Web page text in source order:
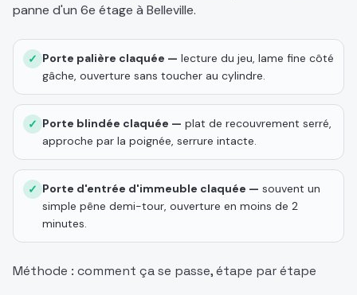
panne d'un 6e étage à Belleville.
✓ Porte palière claquée — lecture du jeu, lame fine côté
gâche, ouverture sans toucher au cylindre.
✓ Porte blindée claquée — plat de recouvrement serré,
approche par la poignée, serrure intacte.
✓ Porte d'entrée d'immeuble claquée — souvent un
simple pêne demi-tour, ouverture en moins de 2
minutes.
Méthode : comment ça se passe, étape par étape